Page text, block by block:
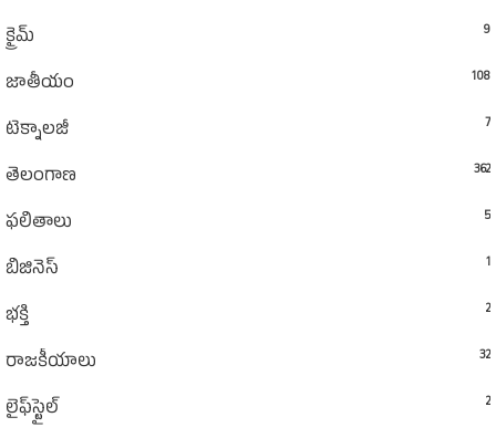
క్రైమ్ 9
జాతీయం 108
టెక్నాలజీ 7
తెలంగాణ 362
ఫలితాలు 5
బిజినెస్ 1
భక్తి 2
రాజకీయాలు 32
లైఫ్‌స్టైల్‌ 2